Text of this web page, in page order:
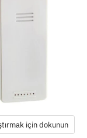
için dokunun